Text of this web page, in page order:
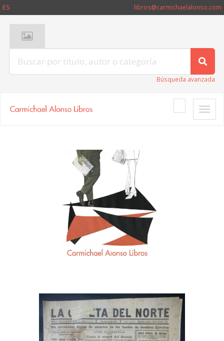
ES libros@carmichaelalonso.com
Búsqueda avanzada
Toggle